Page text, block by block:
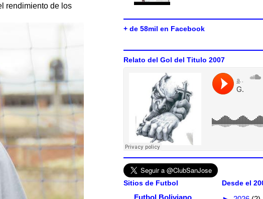
rendimiento de los
+ de 58mil en Facebook
Relato del Gol del Titulo 2007
Sitios de Futbol Desde el